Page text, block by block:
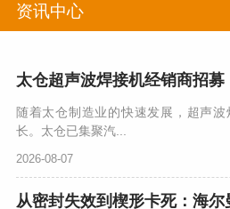
资讯中心
随着太仓制造业的快速发展，超声
长。太仓已集聚汽...
2026-08-07